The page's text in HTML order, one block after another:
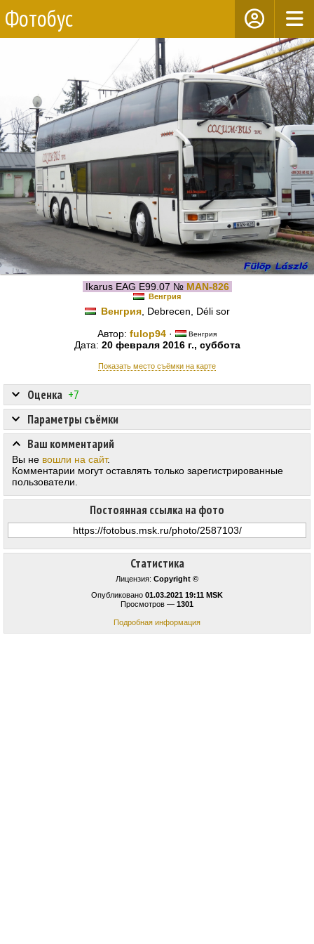
Фотобус
Ikarus EAG E99.07 № MAN-826
Венгрия
Венгрия, Debrecen, Déli sor
Автор: fulop94 · Венгрия
Дата: 20 февраля 2016 г., суббота
Показать место съёмки на карте
Статистика
Лицензия: Copyright ©
Опубликовано 01.03.2021 19:11 MSK
Просмотров — 1301
Подробная информация
Оценка +7
Постоянная ссылка на фото
Параметры съёмки
Ваш комментарий
Вы не вошли на сайт.
Комментарии могут оставлять только зарегистрированные
пользователи.